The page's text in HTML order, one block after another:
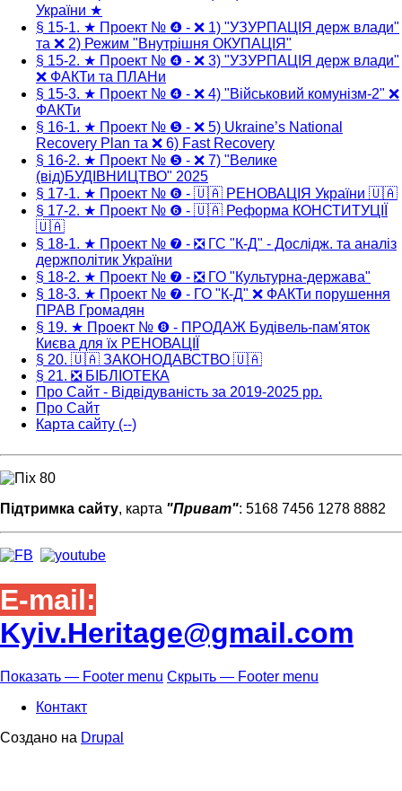
України ★
§ 15-1. ★ Проект № ❹ - ❌ 1) "УЗУРПАЦІЯ держ влади"
та ❌ 2) Режим "Внутрішня ОКУПАЦІЯ"
§ 15-2. ★ Проект № ❹ - ❌ 3) "УЗУРПАЦІЯ держ влади"
❌ ФАКТи та ПЛАНи
§ 15-3. ★ Проект № ❹ - ❌ 4) "Військовий комунізм-2" ❌
ФАКТи
§ 16-1. ★ Проект № ❺ - ❌ 5) Ukraine’s National
Recovery Plan та ❌ 6) Fast Recovery
§ 16-2. ★ Проект № ❺ - ❌ 7) "Велике
(від)БУДІВНИЦТВО" 2025
§ 17-1. ★ Проект № ❻ - 🇺🇦 РЕНОВАЦІЯ України 🇺🇦
§ 17-2. ★ Проект № ❻ - 🇺🇦 Реформа КОНСТИТУЦІЇ
🇺🇦
§ 18-1. ★ Проект № ❼ - ❎ ГС "К-Д" - Дослідж. та аналіз
держполітик України
§ 18-2. ★ Проект № ❼ - ❎ ГО "Культурна-держава"
§ 18-3. ★ Проект № ❼ - ГО "К-Д" ❌ ФАКТи порушення
ПРАВ Громадян
§ 19. ★ Проект № ❽ - ПРОДАЖ Будівель-пам'яток
Києва для їх РЕНОВАЦІЇ
§ 20. 🇺🇦 ЗАКОНОДАВСТВО 🇺🇦
§ 21. ❎ БІБЛІОТЕКА
Про Сайт - Відвідуваність за 2019-2025 рр.
Про Сайт
Карта сайту (--)
Підтримка сайту, карта "Приват": 5168 7456 1278 8882
E-mail:
Kyiv.Heritage@gmail.com
Footer
Показать — Footer menu Скрыть — Footer menu
Контакт
Создано на Drupal